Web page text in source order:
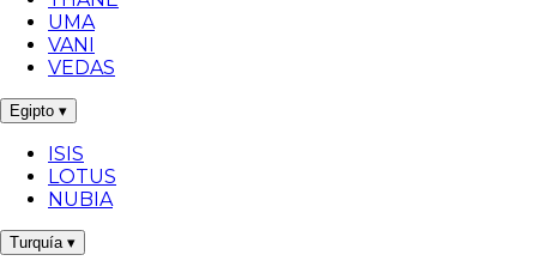
UMA
VANI
VEDAS
Egipto ▾
ISIS
LOTUS
NUBIA
Turquía ▾